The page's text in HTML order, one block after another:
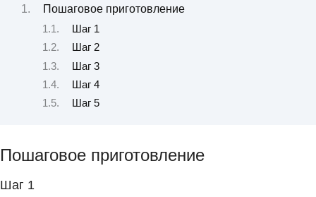
Пошаговое приготовление
Шаг 1
Шаг 2
Шаг 3
Шаг 4
Шаг 5
Пошаговое приготовление
Шаг 1